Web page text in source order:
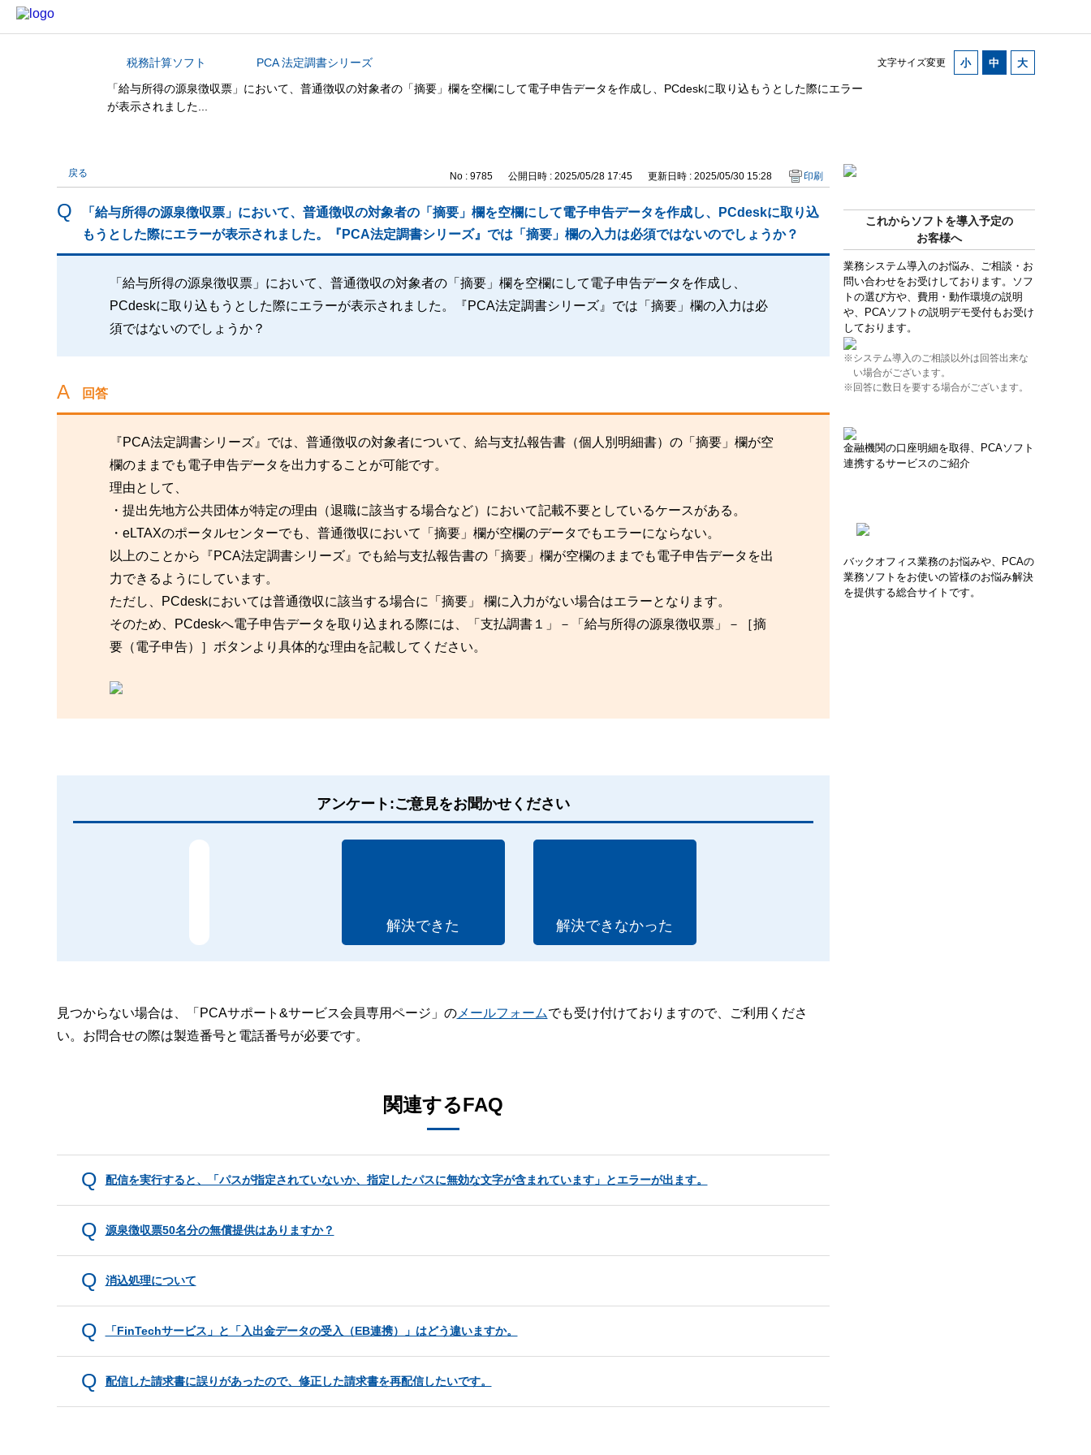
文字サイズ変更
カテゴリから探す税務計算ソフト
PCA 法定調書シリーズ
「給与所得の源泉徴収票」において、普通徴収の対象者の「摘要」欄を空欄にして電子申告データを作成し、PCdeskに取り込もうとした際にエラー
が表示されました...
これからソフトを導入予定の
お客様へ
業務システム導入のお悩み、ご相談・お
問い合わせをお受けしております。ソフ
トの選び方や、費用・動作環境の説明
や、PCAソフトの説明デモ受付もお受け
しております。
※システム導入のご相談以外は回答出来な
い場合がございます。
※回答に数日を要する場合がございます。
金融機関の口座明細を取得、PCAソフト
連携するサービスのご紹介
バックオフィス業務のお悩みや、PCAの
業務ソフトをお使いの皆様のお悩み解決
を提供する総合サイトです。
戻る No : 9785 公開日時 : 2025/05/28 17:45 更新日時 : 2025/05/30 15:28 印刷
「給与所得の源泉徴収票」において、普通徴収の対象者の「摘要」欄を空欄にして電子申告データを作成し、PCdeskに取り込
もうとした際にエラーが表示されました。『PCA法定調書シリーズ』では「摘要」欄の入力は必須ではないのでしょうか？
「給与所得の源泉徴収票」において、普通徴収の対象者の「摘要」欄を空欄にして電子申告データを作成し、
PCdeskに取り込もうとした際にエラーが表示されました。『PCA法定調書シリーズ』では「摘要」欄の入力は必
須ではないのでしょうか？
回答
『PCA法定調書シリーズ』では、普通徴収の対象者について、給与支払報告書（個人別明細書）の「摘要」欄が空
欄のままでも電子申告データを出力することが可能です。
理由として、
・提出先地方公共団体が特定の理由（退職に該当する場合など）において記載不要としているケースがある。
・eLTAXのポータルセンターでも、普通徴収において「摘要」欄が空欄のデータでもエラーにならない。
以上のことから『PCA法定調書シリーズ』でも給与支払報告書の「摘要」欄が空欄のままでも電子申告データを出
力できるようにしています。
ただし、PCdeskにおいては普通徴収に該当する場合に「摘要」 欄に入力がない場合はエラーとなります。
そのため、PCdeskへ電子申告データを取り込まれる際には、「支払調書１」－「給与所得の源泉徴収票」－［摘
要（電子申告）］ボタンより具体的な理由を記載してください。
アンケート:ご意見をお聞かせください
解決できた 解決できなかった
見つからない場合は、「PCAサポート&サービス会員専用ページ」のメールフォームでも受け付けておりますので、ご利用くださ
い。お問合せの際は製造番号と電話番号が必要です。
関連するFAQ
配信を実行すると、「パスが指定されていないか、指定したパスに無効な文字が含まれています」とエラーが出ます。
源泉徴収票50名分の無償提供はありますか？
消込処理について
「FinTechサービス」と「入出金データの受入（EB連携）」はどう違いますか。
配信した請求書に誤りがあったので、修正した請求書を再配信したいです。